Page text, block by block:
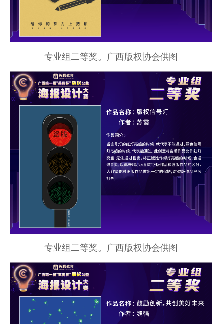
专业组二等奖。广西版权协会供图
专业组二等奖。广西版权协会供图